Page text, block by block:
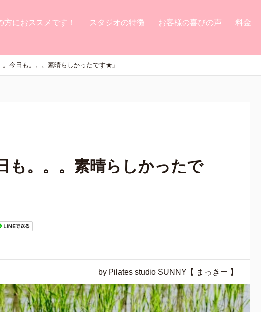
方におススメです！ スタジオの特徴 お客様の喜びの声 料金
。今日も。。。素晴らしかったです★」
も。。。素晴らしかったで
by Pilates studio SUNNY【 まっきー 】